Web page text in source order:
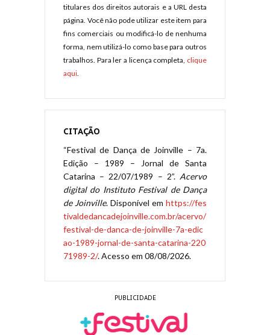
titulares dos direitos autorais e a URL desta
página. Você não pode utilizar este item para
fins comerciais ou modificá-lo de nenhuma
forma, nem utilizá-lo como base para outros
trabalhos. Para ler a licença completa, clique
aqui.
CITAÇÃO
“Festival de Dança de Joinville – 7a.
Edição – 1989 – Jornal de Santa
Catarina – 22/07/1989 – 2”. Acervo
digital do Instituto Festival de Dança
de Joinville. Disponível em https://fes
tivaldedancadejoinville.com.br/acervo/
festival-de-danca-de-joinville-7a-edic
ao-1989-jornal-de-santa-catarina-220
71989-2/. Acesso em 08/08/2026.
PUBLICIDADE